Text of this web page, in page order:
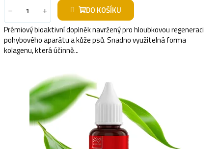
+
−
DO KOŠÍKU
Prémiový bioaktivní doplněk navržený pro hloubkovou regeneraci
pohybového aparátu a kůže psů. Snadno využitelná forma
kolagenu, která účinně...